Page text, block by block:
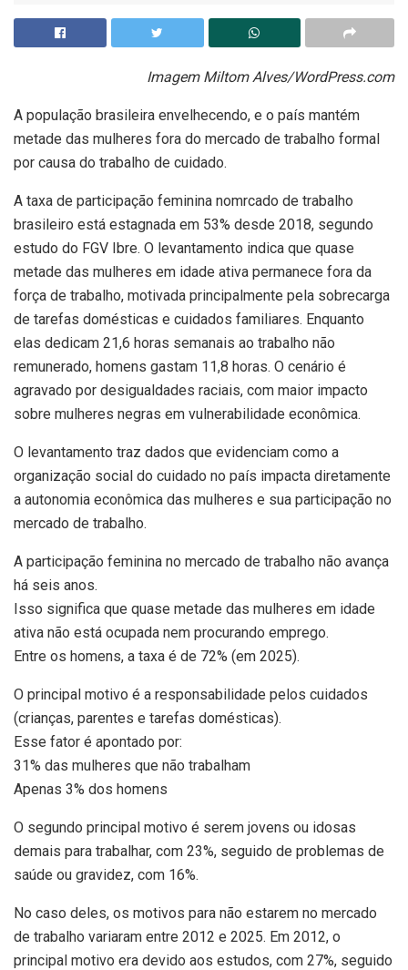
Imagem Miltom Alves/WordPress.com
A população brasileira envelhecendo, e o país mantém
metade das mulheres fora do mercado de trabalho formal
por causa do trabalho de cuidado.
A taxa de participação feminina nomrcado de trabalho
brasileiro está estagnada em 53% desde 2018, segundo
estudo do FGV Ibre. O levantamento indica que quase
metade das mulheres em idade ativa permanece fora da
força de trabalho, motivada principalmente pela sobrecarga
de tarefas domésticas e cuidados familiares. Enquanto
elas dedicam 21,6 horas semanais ao trabalho não
remunerado, homens gastam 11,8 horas. O cenário é
agravado por desigualdades raciais, com maior impacto
sobre mulheres negras em vulnerabilidade econômica.
O levantamento traz dados que evidenciam como a
organização social do cuidado no país impacta diretamente
a autonomia econômica das mulheres e sua participação no
mercado de trabalho.
A participação feminina no mercado de trabalho não avança
há seis anos.
Isso significa que quase metade das mulheres em idade
ativa não está ocupada nem procurando emprego.
Entre os homens, a taxa é de 72% (em 2025).
O principal motivo é a responsabilidade pelos cuidados
(crianças, parentes e tarefas domésticas).
Esse fator é apontado por:
31% das mulheres que não trabalham
Apenas 3% dos homens
O segundo principal motivo é serem jovens ou idosas
demais para trabalhar, com 23%, seguido de problemas de
saúde ou gravidez, com 16%.
No caso deles, os motivos para não estarem no mercado
de trabalho variaram entre 2012 e 2025. Em 2012, o
principal motivo era devido aos estudos, com 27%, seguido